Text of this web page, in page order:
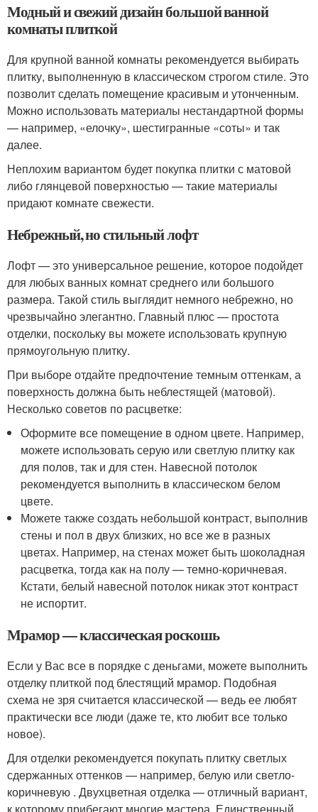
Модный и свежий дизайн большой ванной
комнаты плиткой
Для крупной ванной комнаты рекомендуется выбирать
плитку, выполненную в классическом строгом стиле. Это
позволит сделать помещение красивым и утонченным.
Можно использовать материалы нестандартной формы
— например, «елочку», шестигранные «соты» и так
далее.
Неплохим вариантом будет покупка плитки с матовой
либо глянцевой поверхностью — такие материалы
придают комнате свежести.
Небрежный, но стильный лофт
Лофт — это универсальное решение, которое подойдет
для любых ванных комнат среднего или большого
размера. Такой стиль выглядит немного небрежно, но
чрезвычайно элегантно. Главный плюс — простота
отделки, поскольку вы можете использовать крупную
прямоугольную плитку.
При выборе отдайте предпочтение темным оттенкам, а
поверхность должна быть неблестящей (матовой).
Несколько советов по расцветке:
Оформите все помещение в одном цвете. Например,
можете использовать серую или светлую плитку как
для полов, так и для стен. Навесной потолок
рекомендуется выполнить в классическом белом
цвете.
Можете также создать небольшой контраст, выполнив
стены и пол в двух близких, но все же в разных
цветах. Например, на стенах может быть шоколадная
расцветка, тогда как на полу — темно-коричневая.
Кстати, белый навесной потолок никак этот контраст
не испортит.
Мрамор — классическая роскошь
Если у Вас все в порядке с деньгами, можете выполнить
отделку плиткой под блестящий мрамор. Подобная
схема не зря считается классической — ведь ее любят
практически все люди (даже те, кто любит все только
новое).
Для отделки рекомендуется покупать плитку светлых
сдержанных оттенков — например, белую или светло-
коричневую . Двухцветная отделка — отличный вариант,